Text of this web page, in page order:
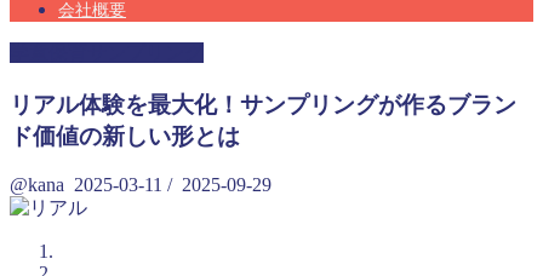
会社概要
リアル体験を最大化！サンプリングが作るブラン
ド価値の新しい形とは
@kana 2025-03-11 / 2025-09-29